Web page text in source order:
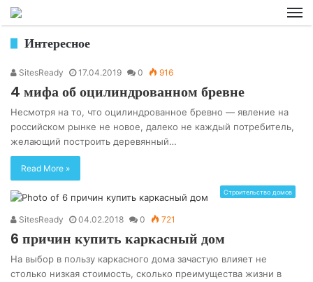
Интересное
SitesReady 17.04.2019 0 916
4 мифа об оцилиндрованном бревне
Несмотря на то, что оцилиндрованное бревно — явление на
российском рынке не новое, далеко не каждый потребитель,
желающий построить деревянный…
Read More »
Строительство домов
SitesReady 04.02.2018 0 721
6 причин купить каркасный дом
На выбор в пользу каркасного дома зачастую влияет не
столько низкая стоимость, сколько преимущества жизни в